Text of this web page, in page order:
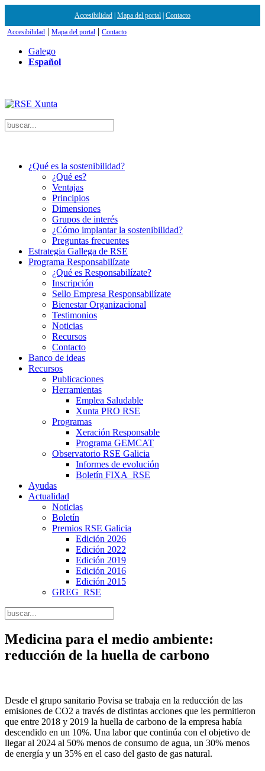
Accesibilidad Mapa del portal Contacto
Accesibilidad | Mapa del portal | Contacto
Galego
Español
¿Qué es la sostenibilidad?
¿Qué es?
Ventajas
Principios
Dimensiones
Grupos de interés
¿Cómo implantar la sostenibilidad?
Preguntas frecuentes
Estrategia Gallega de RSE
Programa Responsabilízate
¿Qué es Responsabilízate?
Inscripción
Sello Empresa Responsabilízate
Bienestar Organizacional
Testimonios
Noticias
Recursos
Contacto
Banco de ideas
Recursos
Publicaciones
Herramientas
Emplea Saludable
Xunta PRO RSE
Programas
Xeración Responsable
Programa GEMCAT
Observatorio RSE Galicia
Informes de evolución
Boletín FIXA_RSE
Ayudas
Actualidad
Noticias
Boletín
Premios RSE Galicia
Edición 2026
Edición 2022
Edición 2019
Edición 2016
Edición 2015
GREG_RSE
Medicina para el medio ambiente:
reducción de la huella de carbono
Desde el grupo sanitario Povisa se trabaja en la reducción de las
emisiones de CO2 a través de distintas acciones que les permitieron
que entre 2018 y 2019 la huella de carbono de la empresa había
descendido en un 10%. Una labor que continúa con el objetivo de
llegar al 2024 al 50% menos de consumo de agua, un 30% menos
de energía y un 35% en el caso del gasto de gas natural.